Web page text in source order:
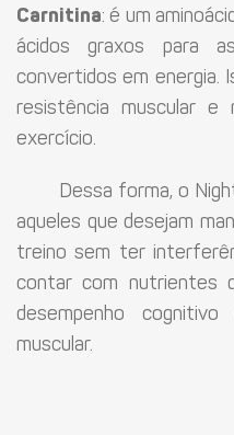
Carnitina: é um
ácidos graxos para
convertidos em energia.
resistência muscular
exercício.
Dessa forma, o Night
aqueles que desejam
treino sem ter
contar com nutrientes
desempenho
muscular.